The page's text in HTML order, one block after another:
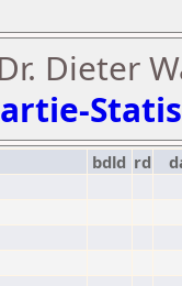
Dieter
bdld rd